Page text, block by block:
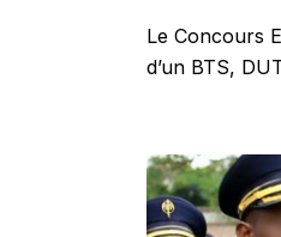
Le Concours
d’un BTS,